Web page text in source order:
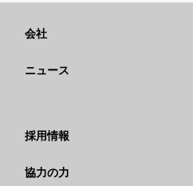
会社
行動規範
ニュース
メディア情報
採用情報
Caterpillar社を選ぶ理由
協力の力